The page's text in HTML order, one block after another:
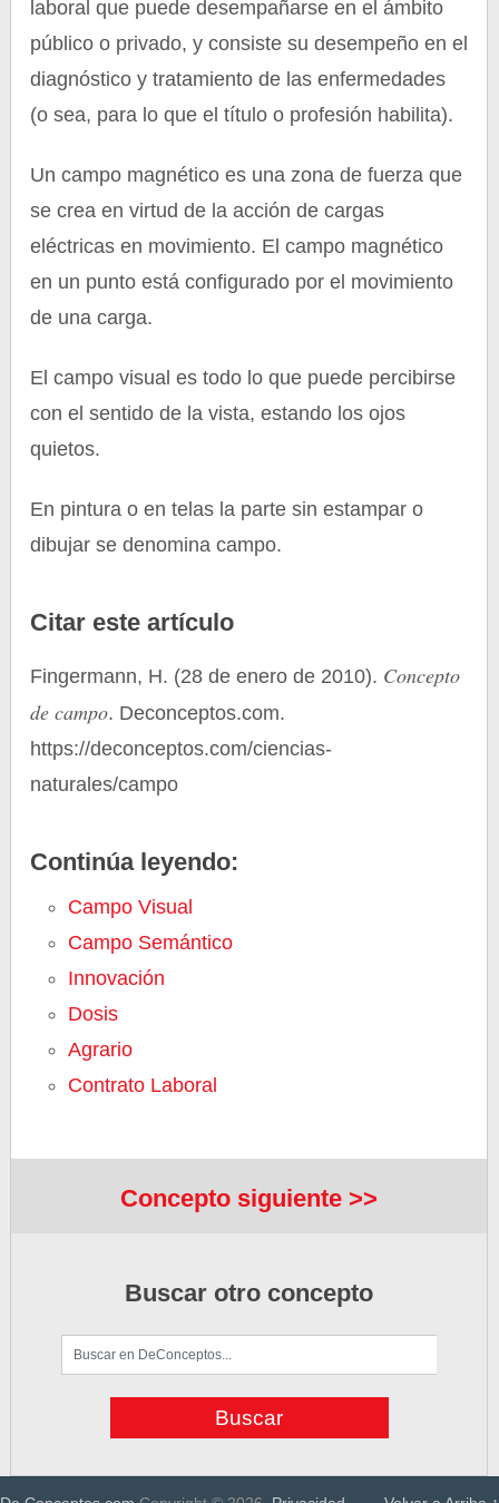
laboral que puede desempañarse en el ámbito
público o privado, y consiste su desempeño en el
diagnóstico y tratamiento de las enfermedades
(o sea, para lo que el título o profesión habilita).
Un campo magnético es una zona de fuerza que
se crea en virtud de la acción de cargas
eléctricas en movimiento. El campo magnético
en un punto está configurado por el movimiento
de una carga.
El campo visual es todo lo que puede percibirse
con el sentido de la vista, estando los ojos
quietos.
En pintura o en telas la parte sin estampar o
dibujar se denomina campo.
Citar este artículo
Fingermann, H. (28 de enero de 2010). Concepto
de campo. Deconceptos.com.
https://deconceptos.com/ciencias-
naturales/campo
Continúa leyendo:
Campo Visual
Campo Semántico
Innovación
Dosis
Agrario
Contrato Laboral
Concepto siguiente >>
Buscar otro concepto